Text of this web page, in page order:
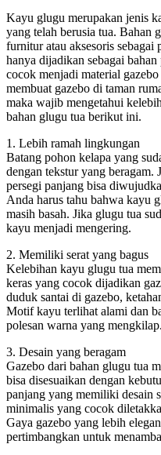
Kayu glugu merupakan jenis
yang telah berusia tua. Bahan
furnitur atau aksesoris
hanya dijadikan sebagai
cocok menjadi material
membuat gazebo di taman
maka wajib mengetahui
bahan glugu tua berikut ini.
1. Lebih ramah lingkungan
Batang pohon kelapa yang
dengan tekstur yang beragam.
persegi panjang bisa
Anda harus tahu bahwa kayu
masih basah. Jika glugu tua
kayu menjadi mengering.
2. Memiliki serat yang bagus
Kelebihan kayu glugu tua
keras yang cocok dijadikan
duduk santai di gazebo,
Motif kayu terlihat alami dan
polesan warna yang mengkilap.
3. Desain yang beragam
Gazebo dari bahan glugu tua
bisa disesuaikan dengan
panjang yang memiliki desain
minimalis yang cocok
Gaya gazebo yang lebih
pertimbangkan untuk